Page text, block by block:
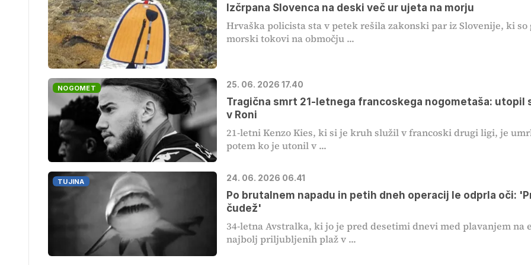
Izčrpana Slovenca na deski več ur ujeta na morju
Hrvaška policista sta v petek rešila zakonski par iz Slovenije, ki so
morski tokovi na območju ...
NOGOMET 25. 06. 2026 17.40
Tragična smrt 21-letnega francoskega nogometaša: utopil
v Roni
21-letni Kenzo Kies, ki si je kruh služil v francoski drugi ligi, je
potem ko je utonil v ...
TUJINA 24. 06. 2026 06.41
Po brutalnem napadu in petih dneh operacij le odprla oči:
čudež'
34-letna Avstralka, ki jo je pred desetimi dnevi med plavanjem na
najbolj priljubljenih plaž v ...